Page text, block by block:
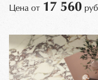
Цена от 17 560